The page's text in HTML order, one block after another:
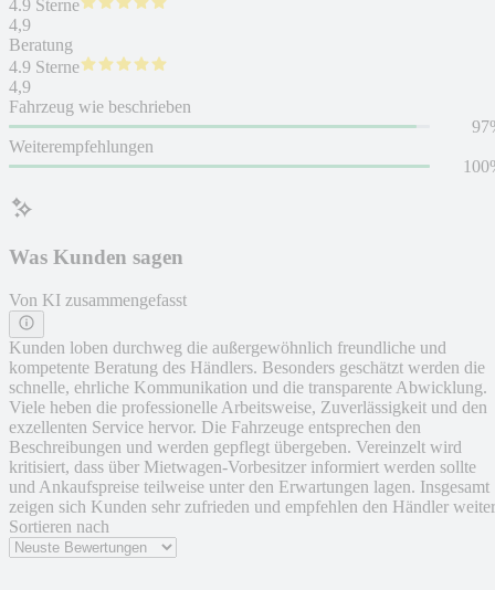
Was Kunden sagen
Von KI zusammengefasst
Kunden loben durchweg die außergewöhnlich freundliche und
kompetente Beratung des Händlers. Besonders geschätzt werden die
schnelle, ehrliche Kommunikation und die transparente Abwicklung.
Viele heben die professionelle Arbeitsweise, Zuverlässigkeit und den
exzellenten Service hervor. Die Fahrzeuge entsprechen den
Beschreibungen und werden gepflegt übergeben. Vereinzelt wird
kritisiert, dass über Mietwagen-Vorbesitzer informiert werden sollte
und Ankaufspreise teilweise unter den Erwartungen lagen. Insgesamt
zeigen sich Kunden sehr zufrieden und empfehlen den Händler
Sortieren nach
4.9 Sterne
4,9
Beratung
4.9 Sterne
4,9
Fahrzeug wie beschrieben
Weiterempfehlungen